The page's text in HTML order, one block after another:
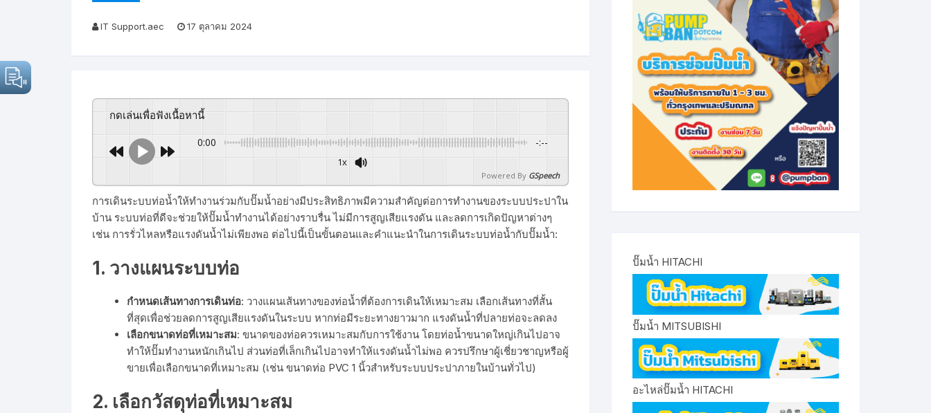
IT Support.aec 17 ตุลาคม 2024
กดเล่นเพื่อฟังเนื้อหานี้
0:00 -:--
1x
Powered By GSpeech
การเดินระบบท่อน้ำให้ทำงานร่วมกับปั๊มน้ำอย่างมีประสิทธิภาพมีความสำคัญต่อการทำงานของระบบประปาใน
บ้าน ระบบท่อที่ดีจะช่วยให้ปั๊มน้ำทำงานได้อย่างราบรื่น ไม่มีการสูญเสียแรงดัน และลดการเกิดปัญหาต่างๆ
เช่น การรั่วไหลหรือแรงดันน้ำไม่เพียงพอ ต่อไปนี้เป็นขั้นตอนและคำแนะนำในการเดินระบบท่อน้ำกับปั๊มน้ำ:
1. วางแผนระบบท่อ
กำหนดเส้นทางการเดินท่อ: วางแผนเส้นทางของท่อน้ำที่ต้องการเดินให้เหมาะสม เลือกเส้นทางที่สั้น
ที่สุดเพื่อช่วยลดการสูญเสียแรงดันในระบบ หากท่อมีระยะทางยาวมาก แรงดันน้ำที่ปลายท่อจะลดลง
เลือกขนาดท่อที่เหมาะสม: ขนาดของท่อควรเหมาะสมกับการใช้งาน โดยท่อน้ำขนาดใหญ่เกินไปอาจ
ทำให้ปั๊มทำงานหนักเกินไป ส่วนท่อที่เล็กเกินไปอาจทำให้แรงดันน้ำไม่พอ ควรปรึกษาผู้เชี่ยวชาญหรือผู้
ขายเพื่อเลือกขนาดที่เหมาะสม (เช่น ขนาดท่อ PVC 1 นิ้วสำหรับระบบประปาภายในบ้านทั่วไป)
2. เลือกวัสดุท่อที่เหมาะสม
ปั๊มน้ำ HITACHI
ปั๊มน้ำ MITSUBISHI
อะไหล่ปั๊มน้ำ HITACHI